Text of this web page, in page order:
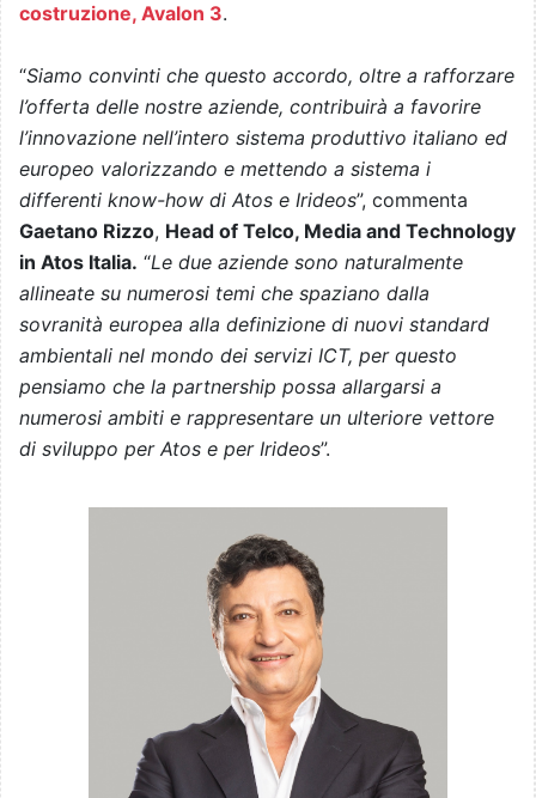
costruzione, Avalon 3.
“Siamo convinti che questo accordo, oltre a rafforzare
l’offerta delle nostre aziende, contribuirà a favorire
l’innovazione nell’intero sistema produttivo italiano ed
europeo valorizzando e mettendo a sistema i
differenti know-how di Atos e Irideos”, commenta
Gaetano Rizzo, Head of Telco, Media and Technology
in Atos Italia. “Le due aziende sono naturalmente
allineate su numerosi temi che spaziano dalla
sovranità europea alla definizione di nuovi standard
ambientali nel mondo dei servizi ICT, per questo
pensiamo che la partnership possa allargarsi a
numerosi ambiti e rappresentare un ulteriore vettore
di sviluppo per Atos e per Irideos”.